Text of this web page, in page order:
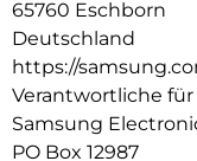
Aufgaben
Tablet geschlossen
Ruhemodus.
65760 Eschborn
Deutschland
https://
Verantwortliche für
Samsung
PO Box 12987